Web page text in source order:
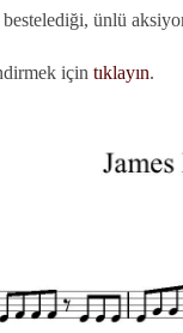
ünlü
için tıklayın.